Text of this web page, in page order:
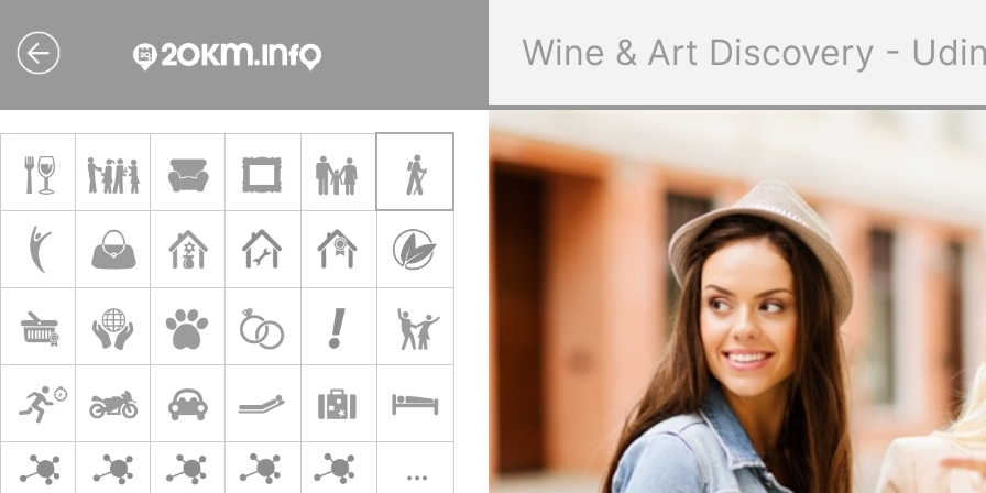
Wine & Art Discovery -